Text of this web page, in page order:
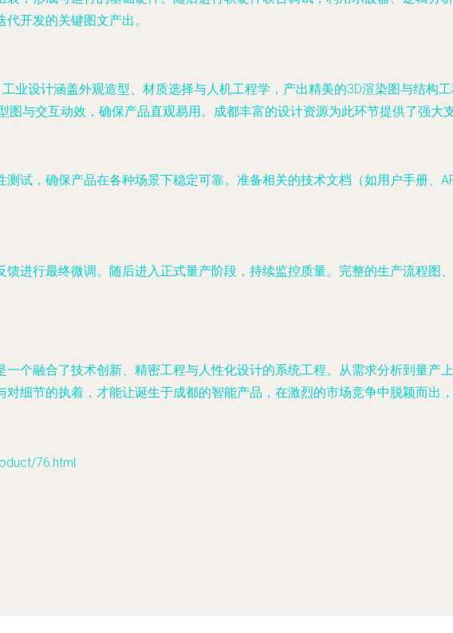
开发的关键图文产出。
业设计涵盖外观造型、材质选择与人机工程学，产出精美的3D渲染图与结构
与交互动效，确保产品直观易用。成都丰富的设计资源为此环节提供了强大支
试，确保产品在各种场景下稳定可靠。准备相关的技术文档（如用户手册、
进行最终微调。随后进入正式量产阶段，持续监控质量。完整的生产流程图
个融合了技术创新、精密工程与人性化设计的系统工程。从需求分析到量产
细节的执着，才能让诞生于成都的智能产品，在激烈的市场竞争中脱颖而出
76.html